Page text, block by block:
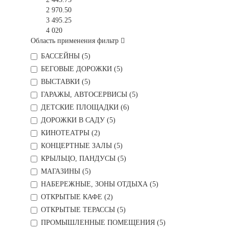
2 970.50
3 495.25
4 020
Область применения фильтр
БАССЕЙНЫ (5)
БЕГОВЫЕ ДОРОЖКИ (5)
ВЫСТАВКИ (5)
ГАРАЖЫ, АВТОСЕРВИСЫ (5)
ДЕТСКИЕ ПЛОЩАДКИ (6)
ДОРОЖКИ В САДУ (5)
КИНОТЕАТРЫ (2)
КОНЦЕРТНЫЕ ЗАЛЫ (5)
КРЫЛЬЦО, ПАНДУСЫ (5)
МАГАЗИНЫ (5)
НАБЕРЕЖНЫЕ, ЗОНЫ ОТДЫХА (5)
ОТКРЫТЫЕ КАФЕ (2)
ОТКРЫТЫЕ ТЕРАССЫ (5)
ПРОМЫШЛЕННЫЕ ПОМЕЩЕНИЯ (5)